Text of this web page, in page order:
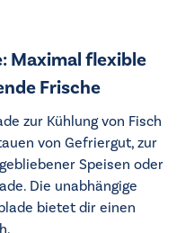
Maximal flexible
Frische
zur Kühlung von Fisch
von Gefriergut, zur
Speisen oder
Die unabhängige
bietet dir einen